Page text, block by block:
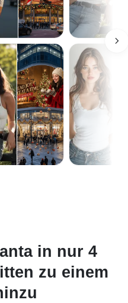
in nur 4
zu einem